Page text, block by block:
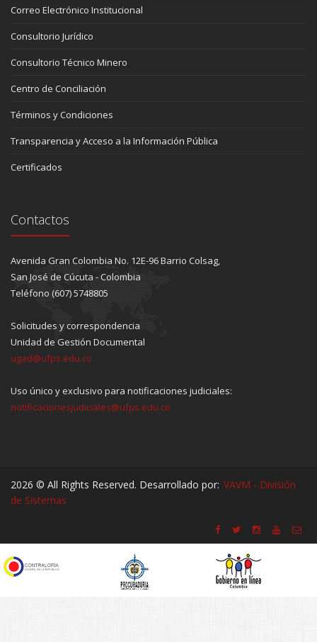
Correo Electrónico Institucional
Consultorio Jurídico
Consultorio Técnico Minero
Centro de Conciliación
Términos y Condiciones
Transparencia y Acceso a la Información Pública
Certificados
Contactos
Avenida Gran Colombia No. 12E-96 Barrio Colsag,
San José de Cúcuta - Colombia
Teléfono (607) 5748805
Solicitudes y correspondencia
Unidad de Gestión Documental
ugad@ufps.edu.co
Uso único y exclusivo para notificaciones judiciales:
notificacionesjudiciales@ufps.edu.co
2026 © All Rights Reserved. Desarrollado por: VAVM - División
de Sistemas